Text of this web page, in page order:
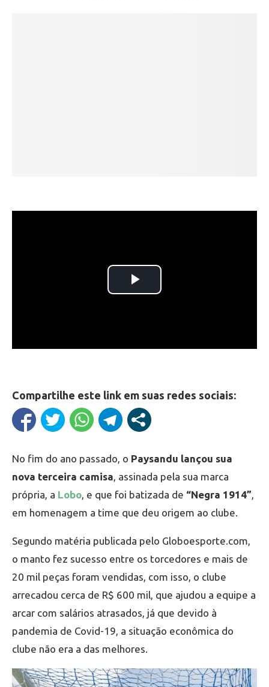
Compartilhe este link em suas redes sociais:
No fim do ano passado, o Paysandu lançou sua
nova terceira camisa , assinada pela sua marca
própria, a Lobo , e que foi batizada de “Negra 1914”
em homenagem a time que deu origem ao clube.
Segundo matéria publicada pelo Globoesporte.com,
o manto fez sucesso entre os torcedores e mais de
20 mil peças foram vendidas, com isso, o clube
arrecadou cerca de R$ 600 mil, que ajudou a equipe a
arcar com salários atrasados, já que devido à
pandemia de Covid-19, a situação econômica do
clube não era a das melhores.